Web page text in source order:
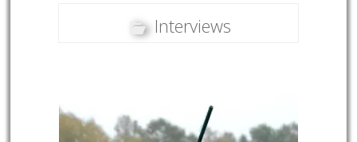
Interviews